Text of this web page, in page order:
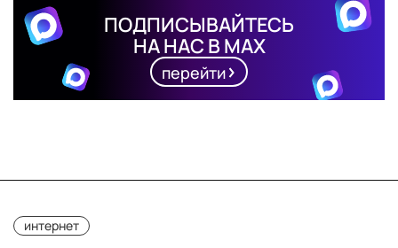
ПОДПИСЫВАЙТЕСЬ
НА НАС В MAX
перейти
интернет